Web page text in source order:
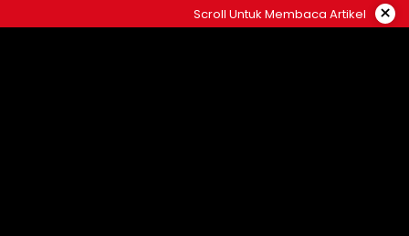
to
Scroll Untuk Membaca Artikel ×